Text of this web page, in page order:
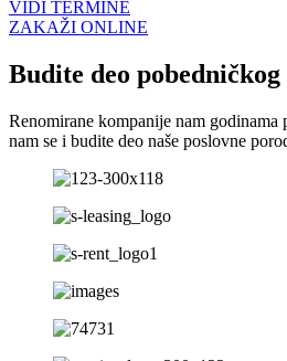
VIDI TERMINE
ZAKAŽI ONLINE
Budite deo
Renomirane kompanije nam
nam se i budite deo naše poslovne